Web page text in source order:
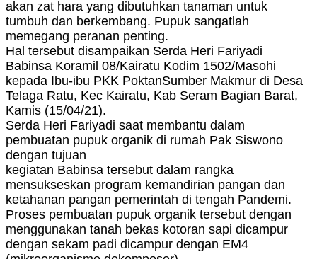
akan zat hara yang dibutuhkan tanaman untuk
tumbuh dan berkembang. Pupuk sangatlah
memegang peranan penting.
Hal tersebut disampaikan Serda Heri Fariyadi
Babinsa Koramil 08/Kairatu Kodim 1502/Masohi
kepada Ibu-ibu PKK PoktanSumber Makmur di Desa
Telaga Ratu, Kec Kairatu, Kab Seram Bagian Barat,
Kamis (15/04/21).
Serda Heri Fariyadi saat membantu dalam
pembuatan pupuk organik di rumah Pak Siswono
dengan tujuan
kegiatan Babinsa tersebut dalam rangka
mensukseskan program kemandirian pangan dan
ketahanan pangan pemerintah di tengah Pandemi.
Proses pembuatan pupuk organik tersebut dengan
menggunakan tanah bekas kotoran sapi dicampur
dengan sekam padi dicampur dengan EM4